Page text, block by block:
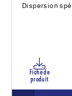
Dispersion
Fiche de
produit